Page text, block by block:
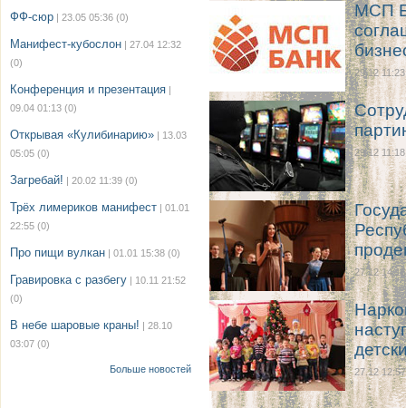
ФФ-сюр | 23.05 05:36 (0)
Манифест-кубослон | 27.04 12:32
(0)
Конференция и презентация |
09.04 01:13 (0)
Открывая «Кулибинарию» | 13.03
05:05 (0)
Загребай! | 20.02 11:39 (0)
Трёх лимериков манифест | 01.01
22:55 (0)
Про пищи вулкан | 01.01 15:38 (0)
Гравировка с разбегу | 10.11 21:52
(0)
В небе шаровые краны! | 28.10
03:07 (0)
Больше новостей
МСП
29.12 11:23
29.12 11:18
27.12 14:16
27.12 12:57